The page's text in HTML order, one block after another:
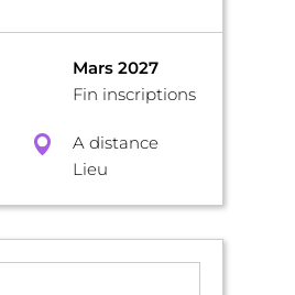
Mars 2027
Fin inscriptions
A distance
Lieu